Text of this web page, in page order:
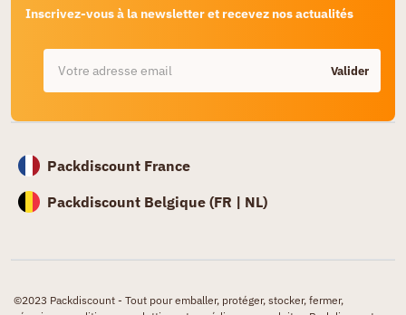
Inscrivez-vous à la newsletter et recevez nos actualités
Valider
Packdiscount France
Packdiscount Belgique (FR | NL)
©2023 Packdiscount - Tout pour emballer, protéger, stocker, fermer,